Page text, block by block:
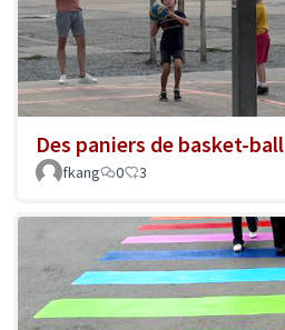
Des paniers de basket-ball
fkang
0 3